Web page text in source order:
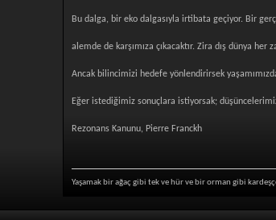
Bu dalga, bir eko dalgasıyla irtibata geçiyor. Bir
alemde de karşımıza çıkacaktır. Zira dış dünya her
Ancak bilincimizi hedefe yönlendirirsek
Eğer istediğimiz sonuçlara istiyorsak;
Rezonans Kanunu, Pierre Franckh
Yaşamak bir ağaç gibi tek ve hür ve bir orman gibi